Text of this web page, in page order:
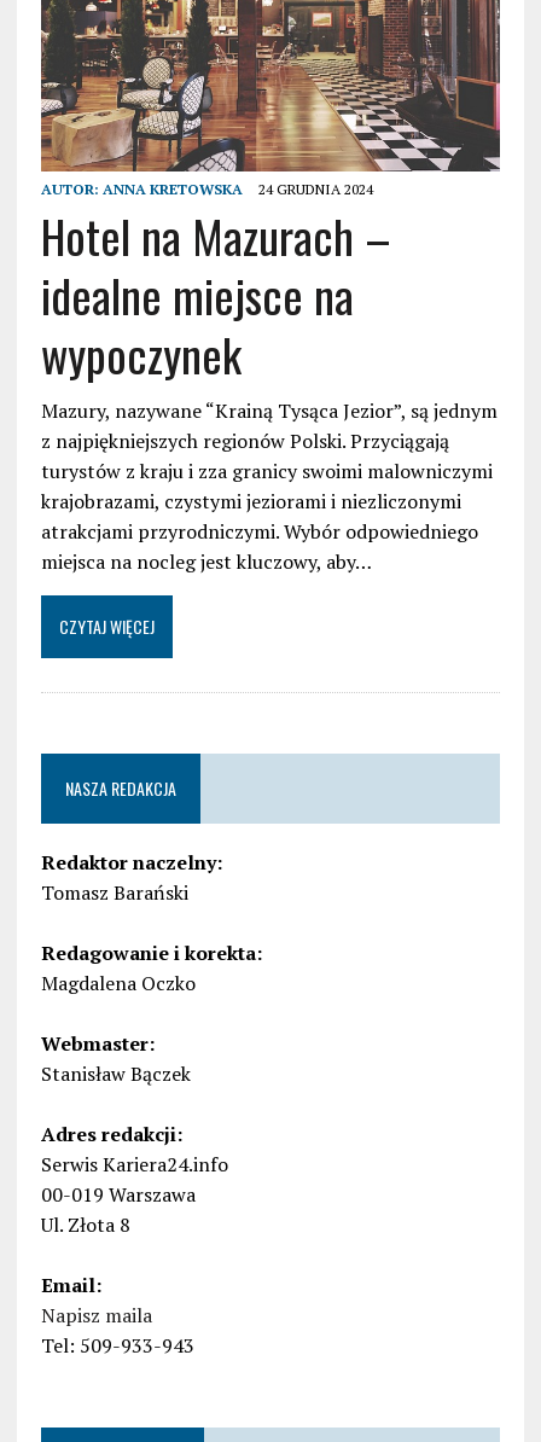
AUTOR: ANNA KRETOWSKA 24 GRUDNIA 2024
Hotel na Mazurach –
idealne miejsce na
wypoczynek
Mazury, nazywane “Krainą Tysąca Jezior”, są jednym
z najpiękniejszych regionów Polski. Przyciągają
turystów z kraju i zza granicy swoimi malowniczymi
krajobrazami, czystymi jeziorami i niezliczonymi
atrakcjami przyrodniczymi. Wybór odpowiedniego
miejsca na nocleg jest kluczowy, aby…
CZYTAJ WIĘCEJ
NASZA REDAKCJA
Redaktor naczelny:
Tomasz Barański
Redagowanie i korekta:
Magdalena Oczko
Webmaster:
Stanisław Bączek
Adres redakcji:
Serwis Kariera24.info
00-019 Warszawa
Ul. Złota 8
Email:
Napisz maila
Tel: 509-933-943